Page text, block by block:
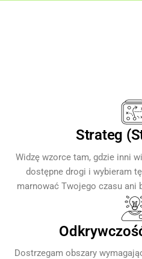
Strateg
Widzę wzorce tam, gdzie inni
dostępne drogi i wybieram
marnować Twojego czasu ani
Dostrzegam obszary